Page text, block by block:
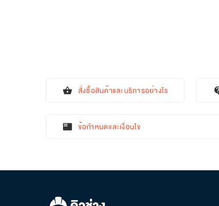
shopping_basket สั่งซื้อสินค้าและบริการอย่างไร
featured_play_list ข้อกำหนดและเงื่อนไข